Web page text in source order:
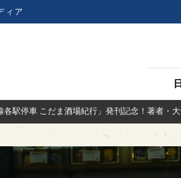
ィア
各駅停車 こだま酒場紀行」発刊記念！著者